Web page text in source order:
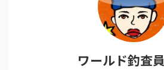
ワールド釣査